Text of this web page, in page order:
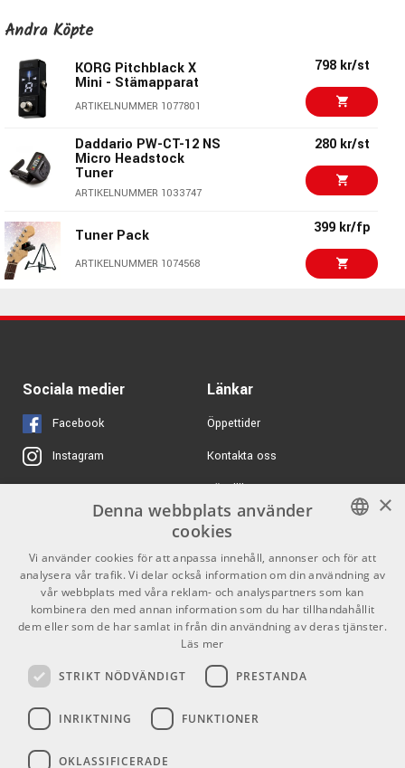
Daddario PW-CT-26 PW
NEXXUS 360
ARTIKELNUMMER 1075752
Ernie Ball 9627 Protune
ARTIKELNUMMER 1087536
380 kr/st
KORG TM70C-WH 620 kr/st
Daddario PW-CT-14 NS 325 kr/st
ARTIKELNUMMER 1096935
Andra Köpte
KORG Pitchblack X
Mini - Stämapparat
ARTIKELNUMMER 1077801
798 kr/st
Daddario PW-CT-12 NS
Micro Headstock
Tuner
ARTIKELNUMMER 1033747
280 kr/st
Tuner Pack
ARTIKELNUMMER 1074568
399 kr/fp
Stämapparat
Zoom G1X Four
ARTIKELNUMMER 1061883
Ernie Ball 6075 30cm
Svart Patchkabel - 3-
pack
ARTIKELNUMMER 1058848
Ibanez GA5MHTCE- 2999 kr
Sociala medier
Facebook
Instagram
X
Youtube
TikTok
Länkar
Öppettider
Kontakta oss
Köpvillkor
Butiken
Varumärken
GDPR & Cookies
Kontakt
Info
Mån-Fre: 10.00-18.00
SWEDISH
ENGLISH
×
Denna webbplats använder
cookies
Vi använder cookies för att anpassa innehåll, annonser och för att
analysera vår trafik. Vi delar också information om din användning av
vår webbplats med våra reklam- och analyspartners som kan
kombinera den med annan information som du har tillhandahållit
dem eller som de har samlat in från din användning av deras tjänster.
Läs mer
STRIKT NÖDVÄNDIGT PRESTANDA
INRIKTNING FUNKTIONER
OKLASSIFICERADE